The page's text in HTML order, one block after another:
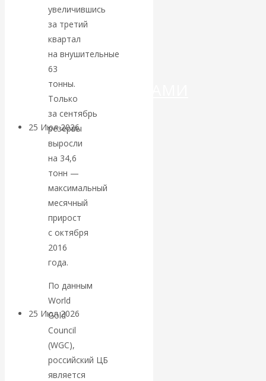
ДЕНЕГ»: КИТАЙ
ВЕДЁТ БОРЬБУ
КРИПТОВАЛЮТАМИ
25 Июл 2026Геополитика
Валентин
КАтасонов.
Может ли
Америка
25 Июл 2026
интервью и беседы
«Об этом
увеличившись
за третий
квартал
на внушительные
63
тонны.
Только
за сентябрь
резервы
выросли
на 34,6
тонн —
максимальный
месячный
прирост
с октября
2016
года.
По данным
World
Gold
Council
(WGC),
российский ЦБ
является